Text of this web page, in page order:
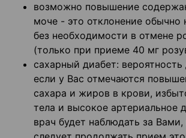
возможно повышение
моче - это отклонение обычно
без необходимости в отмене
(только при приеме 40 мг
сахарный диабет:
если у Вас отмечаются
сахара и жиров в крови,
тела и высокое артериальное
врач будет наблюдать за